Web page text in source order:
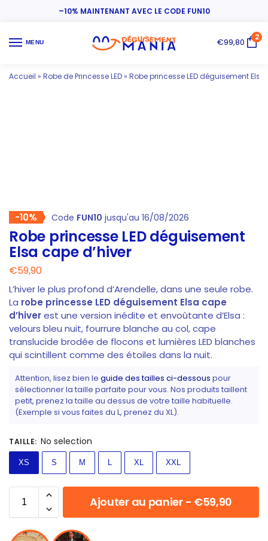
–10% MAINTENANT AVEC LE CODE FUN10
MENU
2
€99,80
Accueil » Robe de Princesse LED» Robe princesse LED déguisement
-10% Code FUN10 jusqu'au 16/08/2026
Robe princesse LED déguisement
Elsa cape d’hiver
€59,90
L’hiver le plus profond d’Arendelle, dans une seule robe.
La robe princesse LED déguisement Elsa cape
d’hiverest une version inédite et envoûtante d’Elsa :
velours bleu nuit, fourrure blanche au col, cape
translucide brodée de flocons et lumières LED blanches
qui scintillent comme des étoiles dans la nuit.
Attention, lisez bien le guide des tailles ci-dessous pour
sélectionner la taille parfaite pour vous. Nos produits taillent
petit, prenez la taille au dessus de votre taille habituelle.
(Exemple si vous faites du L, prenez du XL).
TAILLE: No selection
XS S M L XL XXL
Ajouter au panier - €59,90